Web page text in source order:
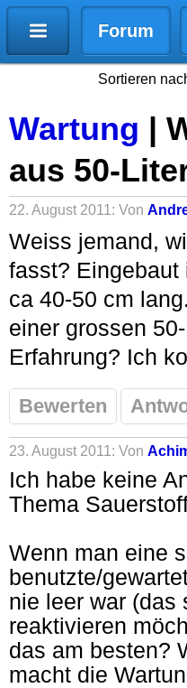
Forum
Sortieren
Wartung |
aus 50-
22. August 2011: Von
Weiss jemand,
fasst? Eingebaut
ca 40-50 cm
einer grossen
Erfahrung? Ich
Bewerten
23. August 2011: Von
Ich habe keine
Thema
Wenn man eine
benutzte/
nie leer war (das
reaktivieren
das am besten?
macht die